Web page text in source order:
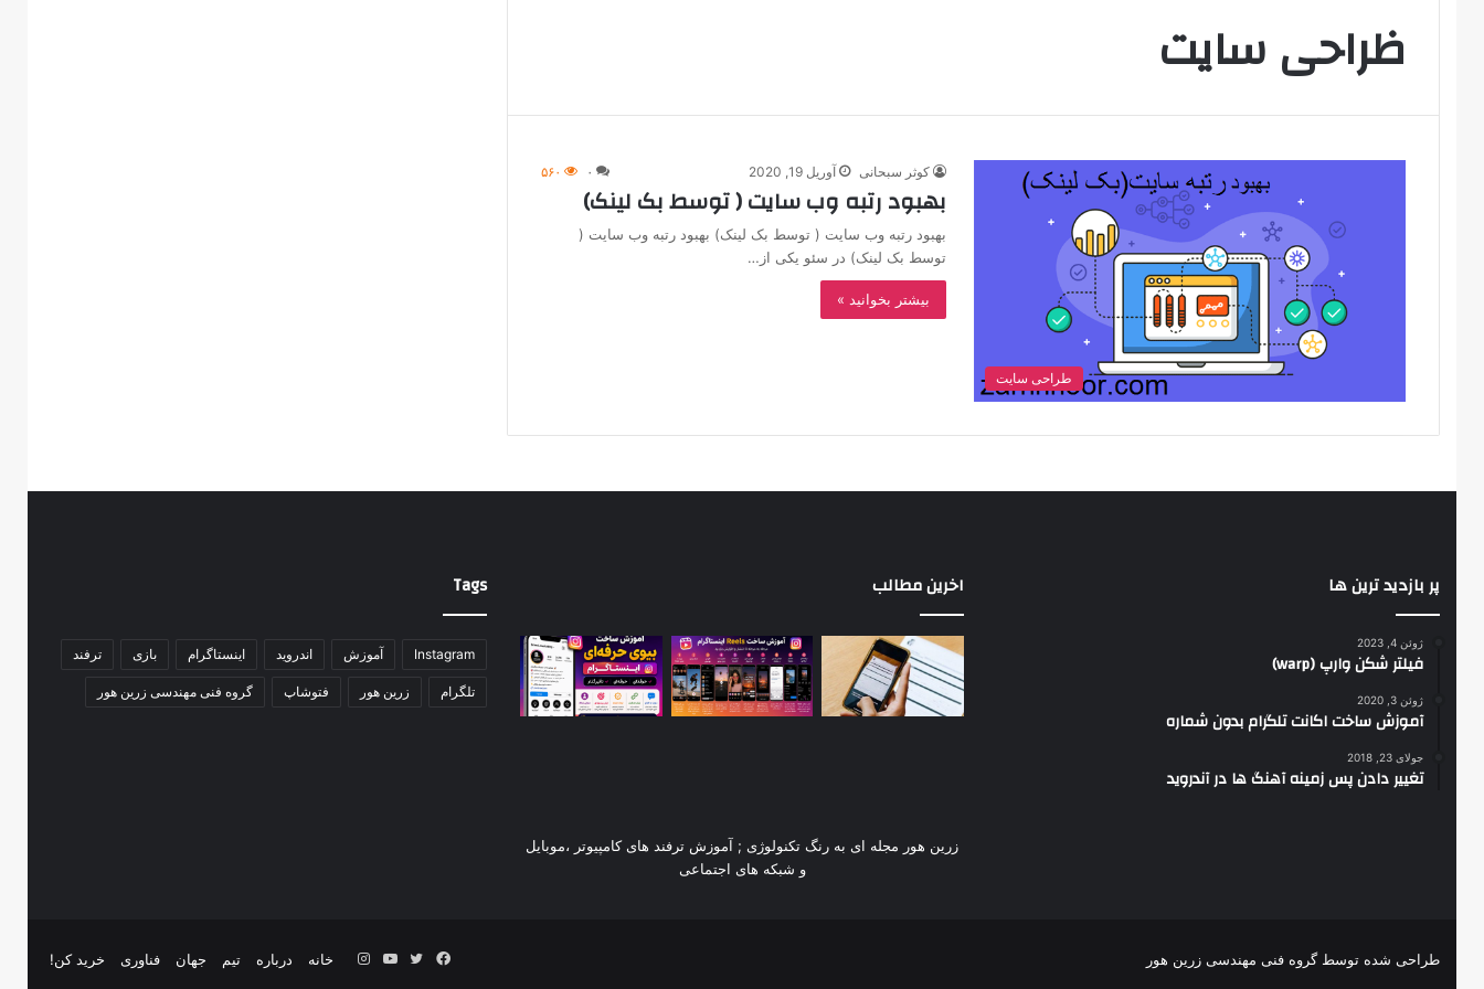
ظراحی سایت
طراحی سایت
کوثر سبحانی آوریل 19, 2020 ۰ ۵۶۰
بهبود رتبه وب سایت ( توسط بک لینک)
بهبود رتبه وب سایت ( توسط بک لینک) بهبود رتبه وب سایت (
توسط بک لینک) در سئو یکی از…
بیشتر بخوانید »
پر بازدید ترین ها
ژوئن 4, 2023
فیلتر شکن وارپ (warp)
ژوئن 3, 2020
آموزش ساخت اکانت تلگرام بدون شماره
جولای 23, 2018
تغییر دادن پس زمینه آهنگ ها در آندروید
اخرین مطالب Tags
Instagram آموزش اندروید اینستاگرام بازی ترفند
تلگرام زرین هور فتوشاپ گروه فنی مهندسی زرین هور
زرین هور مجله ای به رنگ تکنولوژی ; آموزش ترفند های کامپیوتر ،موبایل
و شبکه های اجتماعی
طراحی شده توسط گروه فنی مهندسی زرین هور خانه درباره تیم جهان فناوری خرید کن!
فیس توییتریوتیوباینستاگرام